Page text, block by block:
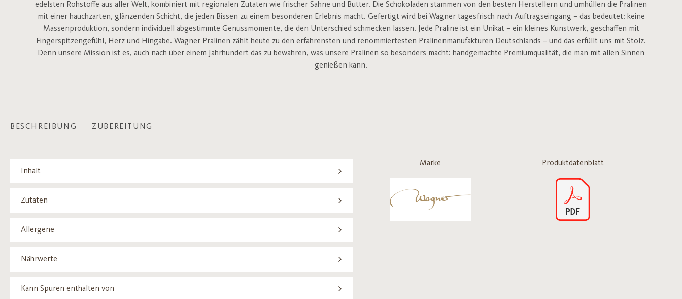
edelsten Rohstoffe aus aller Welt, kombiniert mit regionalen Zutaten wie frischer Sahne und Butter. Die Schokoladen stammen von den besten Herstellern und umhüllen die Pralinen
mit einer hauchzarten, glänzenden Schicht, die jeden Bissen zu einem besonderen Erlebnis macht. Gefertigt wird bei Wagner tagesfrisch nach Auftragseingang – das bedeutet: keine
Massenproduktion, sondern individuell abgestimmte Genussmomente, die den Unterschied schmecken lassen. Jede Praline ist ein Unikat – ein kleines Kunstwerk, geschaffen mit
Fingerspitzengefühl, Herz und Hingabe. Wagner Pralinen zählt heute zu den erfahrensten und renommiertesten Pralinenmanufakturen Deutschlands – und das erfüllt uns mit Stolz.
Denn unsere Mission ist es, auch nach über einem Jahrhundert das zu bewahren, was unsere Pralinen so besonders macht: handgemachte Premiumqualität, die man mit allen Sinnen
genießen kann.
BESCHREIBUNG ZUBEREITUNG
Inhalt
Zutaten
Allergene
Nährwerte
Kann Spuren enthalten von
Marke Produktdatenblatt